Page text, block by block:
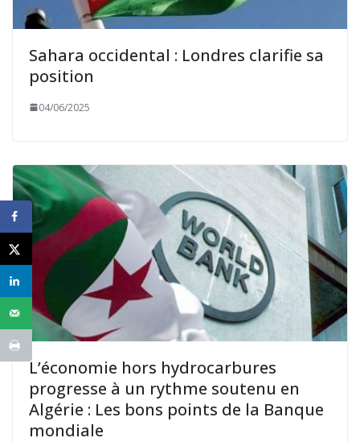
Sahara occidental : Londres clarifie sa
position
04/06/2025
L’économie hors hydrocarbures
progresse à un rythme soutenu en
Algérie : Les bons points de la Banque
mondiale